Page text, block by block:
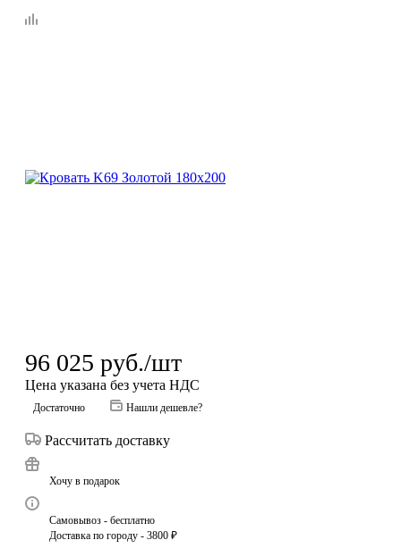
96 025 руб./шт
Цена указана без учета НДС
Достаточно Нашли дешевле?
Рассчитать доставку
Хочу в подарок
Самовывоз - бесплатно
Доставка по городу - 3800 ₽